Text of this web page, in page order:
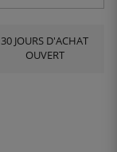
30 JOURS D'ACHAT
OUVERT